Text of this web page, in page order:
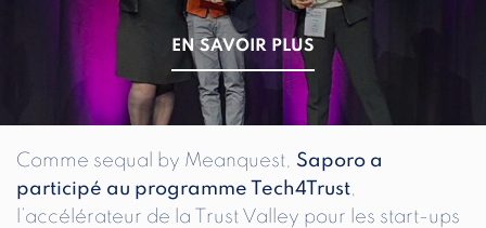
EN SAVOIR PLUS
Comme sequal by Meanquest, Saporo a
participé au programme Tech4Trust,
l’accélérateur de la Trust Valley pour les start-ups